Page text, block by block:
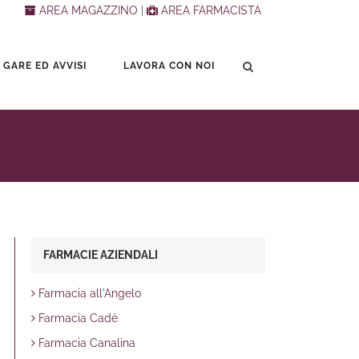
AREA MAGAZZINO AREA FARMACISTA
ED AVVISI LAVORA CON NOI
FARMACIE AZIENDALI
Farmacia all'Angelo
Farmacia Cadè
Farmacia Canalina